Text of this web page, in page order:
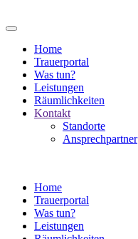
Home
Trauerportal
Was tun?
Leistungen
Räumlichkeiten
Kontakt
Standorte
Ansprechpartner
Home
Trauerportal
Was tun?
Leistungen